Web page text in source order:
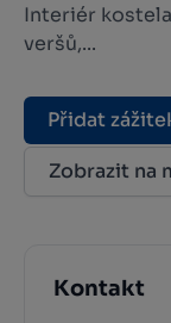
Interiér
veršů,...
Přidat
Zobrazit na
Kontakt